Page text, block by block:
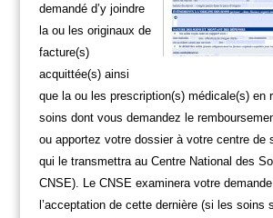
demandé d’y joindre
la ou les originaux de
facture(s)
acquittée(s) ainsi
que la ou les prescription(s) médicale(s) en
soins dont vous demandez le
ou apportez votre dossier à votre centre de
qui le transmettra au Centre National des
CNSE). Le CNSE examinera votre
l’acceptation de cette dernière (si les soins